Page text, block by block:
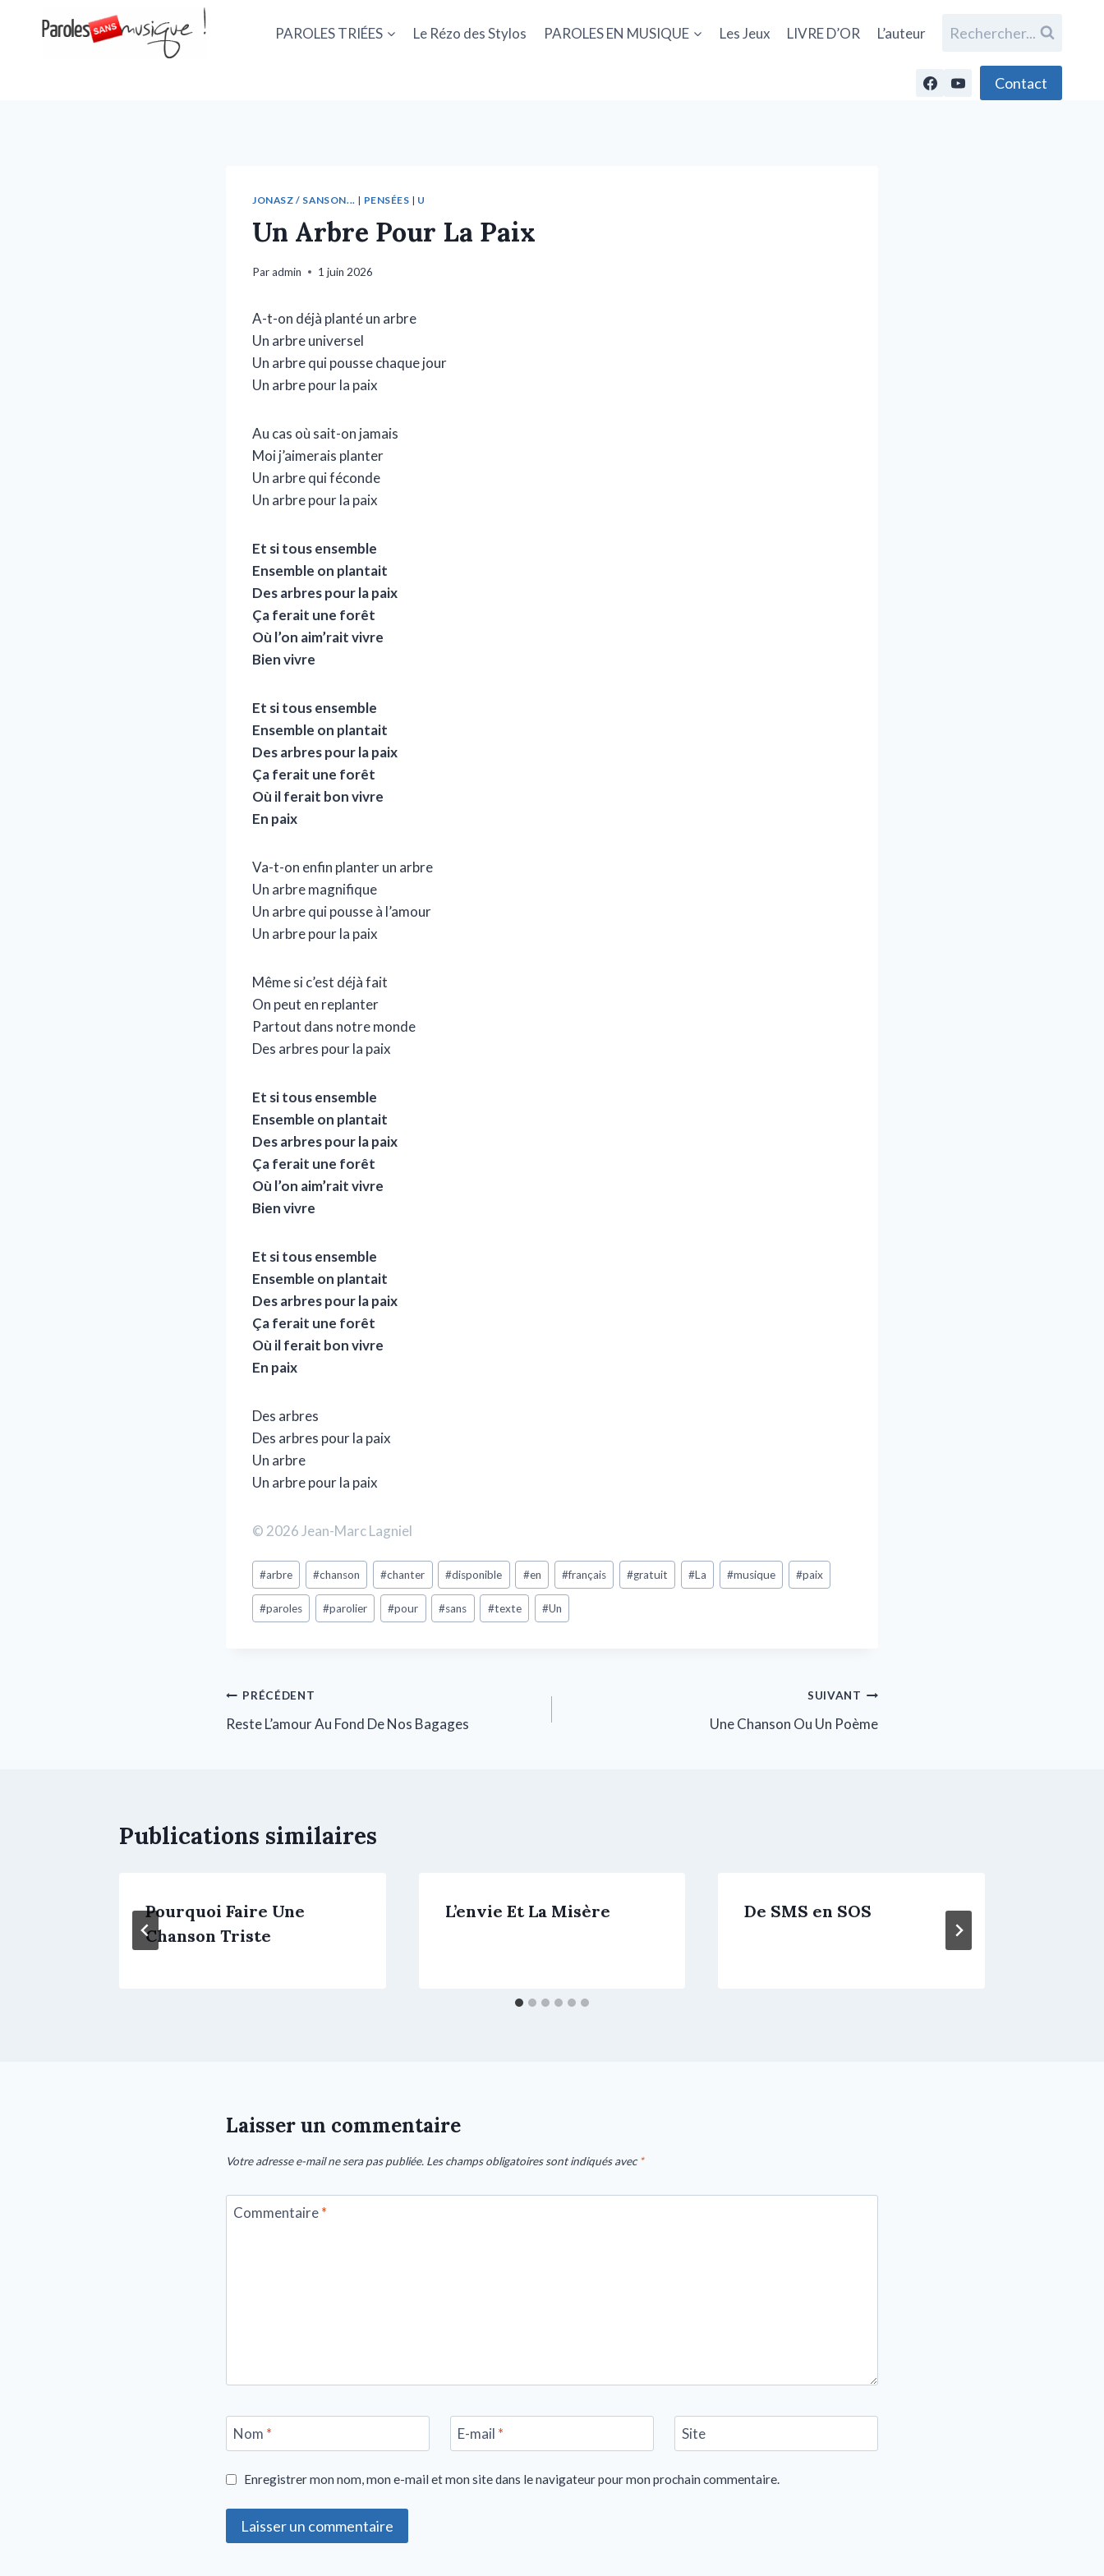
PAROLES TRIÉES Le Rézo des Stylos PAROLES EN MUSIQUE Les Jeux LIVRE D’OR L’auteur Rechercher...
Contact
JONASZ / SANSON... | PENSÉES | U
Un Arbre Pour La Paix
Paradmin 1 juin 2026
A-t-on déjà planté un arbre
Un arbre universel
Un arbre qui pousse chaque jour
Un arbre pour la paix
Au cas où sait-on jamais
Moi j’aimerais planter
Un arbre qui féconde
Un arbre pour la paix
Et si tous ensemble
Ensemble on plantait
Des arbres pour la paix
Ça ferait une forêt
Où l’on aim’rait vivre
Bien vivre
Et si tous ensemble
Ensemble on plantait
Des arbres pour la paix
Ça ferait une forêt
Où il ferait bon vivre
En paix
Va-t-on enfin planter un arbre
Un arbre magnifique
Un arbre qui pousse à l’amour
Un arbre pour la paix
Même si c’est déjà fait
On peut en replanter
Partout dans notre monde
Des arbres pour la paix
Et si tous ensemble
Ensemble on plantait
Des arbres pour la paix
Ça ferait une forêt
Où l’on aim’rait vivre
Bien vivre
Et si tous ensemble
Ensemble on plantait
Des arbres pour la paix
Ça ferait une forêt
Où il ferait bon vivre
En paix
Des arbres
Des arbres pour la paix
Un arbre
Un arbre pour la paix
© 2026 Jean-Marc Lagniel
#arbre #chanson #chanter #disponible #en #français #gratuit #La #musique #paix
#paroles #parolier #pour #sans #texte #Un
PRÉCÉDENT
Reste L’amour Au Fond De Nos Bagages
SUIVANT
Une Chanson Ou Un Poème
Publications similaires
Pourquoi Faire Une
Chanson Triste
L’envie Et La Misère De SMS en SOS
Laisser un commentaire
Votre adresse e-mail ne sera pas publiée. Les champs obligatoires sont indiqués avec*
Commentaire*
Nom * E-mail * Site
Enregistrer mon nom, mon e-mail et mon site dans le navigateur pour mon prochain commentaire.